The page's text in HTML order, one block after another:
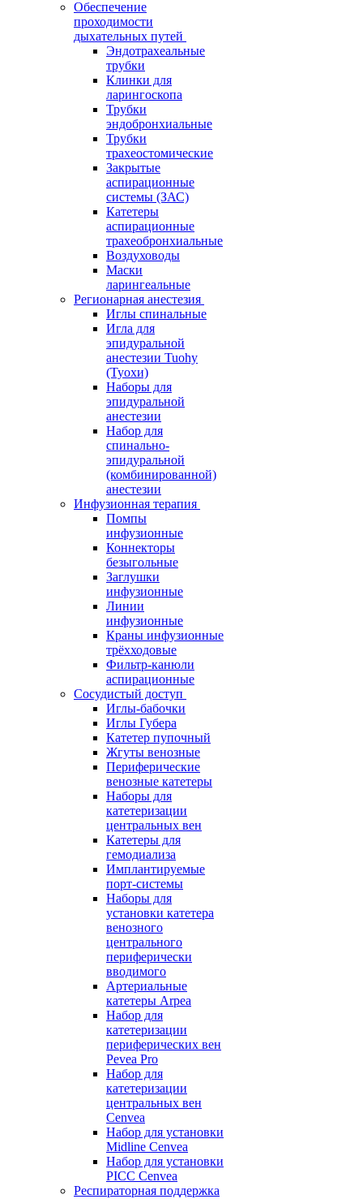
Обеспечение
проходимости
дыхательных путей
Эндотрахеальные
трубки
Клинки для
ларингоскопа
Трубки
эндобронхиальные
Трубки
трахеостомические
Закрытые
аспирационные
системы (ЗАС)
Катетеры
аспирационные
трахеобронхиальные
Воздуховоды
Маски
ларингеальные
Регионарная анестезия
Иглы спинальные
Игла для
эпидуральной
анестезии Tuohy
(Туохи)
Наборы для
эпидуральной
анестезии
Набор для
спинально-
эпидуральной
(комбинированной)
анестезии
Инфузионная терапия
Помпы
инфузионные
Коннекторы
безыгольные
Заглушки
инфузионные
Линии
инфузионные
Краны инфузионные
трёхходовые
Фильтр-канюли
аспирационные
Сосудистый доступ
Иглы-бабочки
Иглы Губера
Катетер пупочный
Жгуты венозные
Периферические
венозные катетеры
Наборы для
катетеризации
центральных вен
Катетеры для
гемодиализа
Имплантируемые
порт‑системы
Наборы для
установки катетера
венозного
центрального
периферически
вводимого
Артериальные
катетеры Arpea
Набор для
катетеризации
периферических вен
Pevea Pro
Набор для
катетеризации
центральных вен
Cenvea
Набор для установки
Midline Cenvea
Набор для установки
PICC Cenvea
Респираторная поддержка